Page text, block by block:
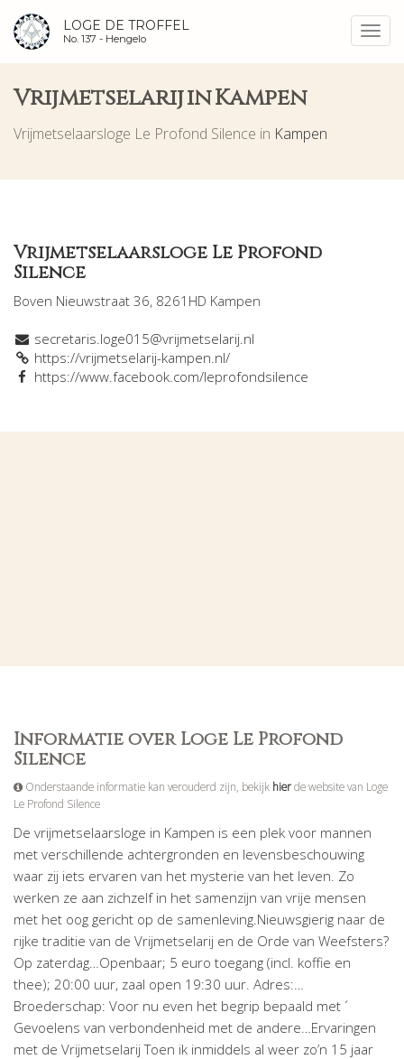
LOGE DE TROFFEL
No. 137 - Hengelo
Vrijmetselarij in Kampen
Vrijmetselaarsloge Le Profond Silence in Kampen
Vrijmetselaarsloge Le Profond
Silence
Boven Nieuwstraat 36, 8261HD Kampen
secretaris.loge015@vrijmetselarij.nl
https://vrijmetselarij-kampen.nl/
https://www.facebook.com/leprofondsilence
Informatie over Loge Le Profond
Silence
Onderstaande informatie kan verouderd zijn, bekijk hierde website van Loge
Le Profond Silence
De vrijmetselaarsloge in Kampen is een plek voor mannen
met verschillende achtergronden en levensbeschouwing
waar zij iets ervaren van het mysterie van het leven. Zo
werken ze aan zichzelf in het samenzijn van vrije mensen
met het oog gericht op de samenleving.Nieuwsgierig naar de
rijke traditie van de Vrijmetselarij en de Orde van Weefsters?
Op zaterdag…Openbaar; 5 euro toegang (incl. koffie en
thee); 20:00 uur, zaal open 19:30 uur. Adres:…
Broederschap: Voor nu even het begrip bepaald met ´
Gevoelens van verbondenheid met de andere…Ervaringen
met de Vrijmetselarij Toen ik inmiddels al weer zo’n 15 jaar